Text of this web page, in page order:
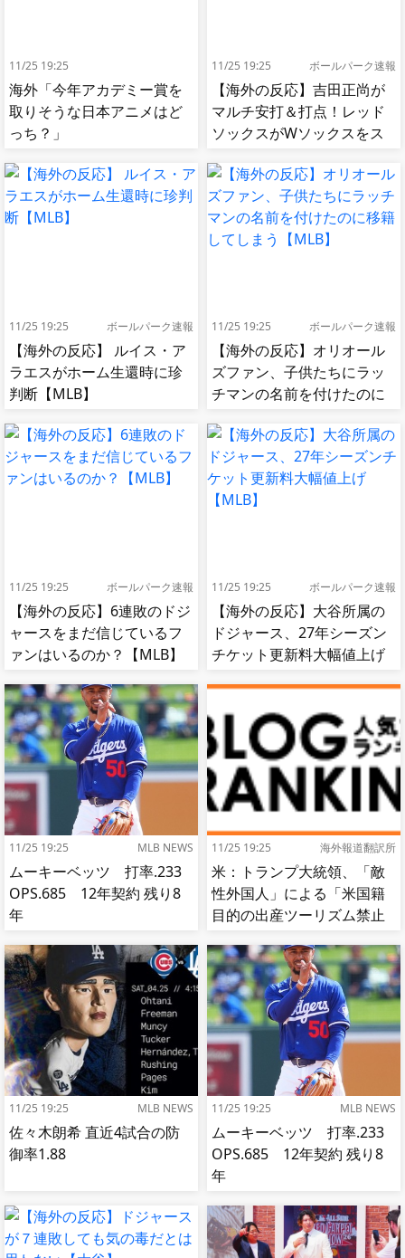
11/25 19:25
海外「今年アカデミー賞を
取りそうな日本アニメはど
っち？」
11/25 19:25 ボールパーク速報
【海外の反応】吉田正尚が
マルチ安打＆打点！レッド
ソックスがWソックスをス
11/25 19:25 ボールパーク速報
【海外の反応】 ルイス・ア
ラエスがホーム生還時に珍
判断【MLB】
11/25 19:25 ボールパーク速報
【海外の反応】オリオール
ズファン、子供たちにラッ
チマンの名前を付けたのに
11/25 19:25 ボールパーク速報
【海外の反応】6連敗のドジ
ャースをまだ信じているフ
ァンはいるのか？【MLB】
11/25 19:25 ボールパーク速報
【海外の反応】大谷所属の
ドジャース、27年シーズン
チケット更新料大幅値上げ
11/25 19:25 MLB NEWS
ムーキーベッツ 打率.233
OPS.685 12年契約 残り8
年
11/25 19:25 海外報道翻訳所
米：トランプ大統領、「敵
性外国人」による「米国籍
目的の出産ツーリズム禁止
へ[海外の反応]
11/25 19:25 MLB NEWS
佐々木朗希 直近4試合の防
御率1.88
11/25 19:25 MLB NEWS
ムーキーベッツ 打率.233
OPS.685 12年契約 残り8
年